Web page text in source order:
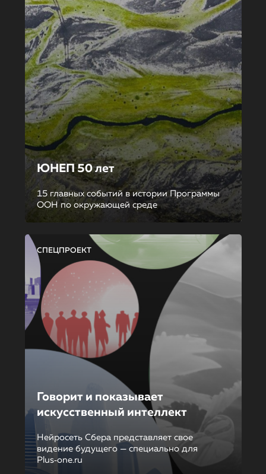
ЮНЕП 50 лет
15 главных событий в истории Программы
ООН по окружающей среде
СПЕЦПРОЕКТ
Говорит и показывает
искусственный интеллект
Нейросеть Сбера представляет свое
видение будущего — специально для
Plus‑one.ru